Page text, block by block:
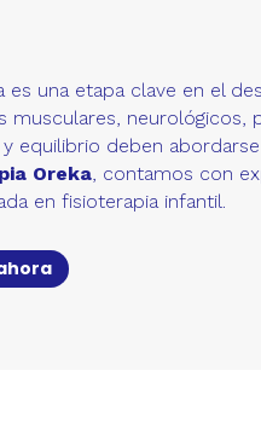
es una etapa clave en el
musculares, neurológicos,
equilibrio deben
Oreka , contamos con
en fisioterapia infantil.